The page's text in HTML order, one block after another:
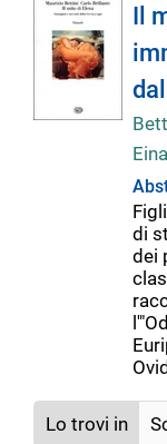
del
Il
di
dei
Lo trovi in